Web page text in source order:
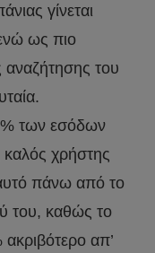
γίνεται
ως πιο
αναζήτησης του
των εσόδων
χρήστης
πάνω από το
του, καθώς το
απ’